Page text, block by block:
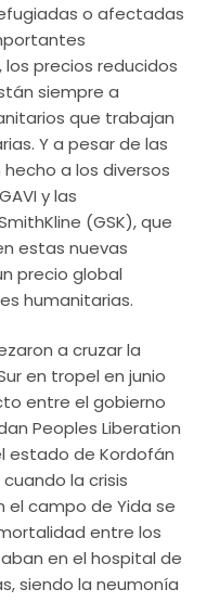
o afectadas
los precios reducidos
siempre a
que trabajan
Y a pesar de las
a los diversos
y las
(GSK), que
estas nuevas
precio global
humanitarias.
a cruzar la
en tropel en junio
entre el gobierno
Peoples Liberation
estado de Kordofán
cuando la crisis
el campo de Yida se
entre los
en el hospital de
siendo la neumonía